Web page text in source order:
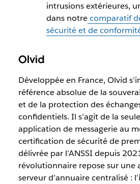
intrusions extérieures,
dans notrecomparatif
sécurité et de
Olvid
Développée en France, Olvid
référence absolue de la
et de la protection des
confidentiels. Il s’agit de la
application de messagerie au
certification de sécurité de
délivrée par l’ANSSI depuis
révolutionnaire repose sur une
serveur d’annuaire centralisé :